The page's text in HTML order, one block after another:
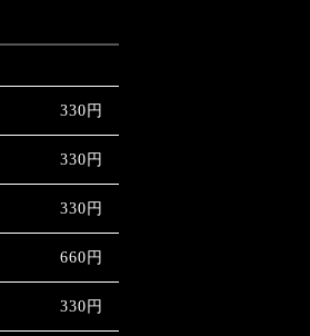
330円
330円
330円
660円
330円